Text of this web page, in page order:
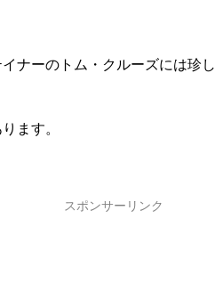
ナーのトム・クルーズには珍
ます。
スポンサーリンク